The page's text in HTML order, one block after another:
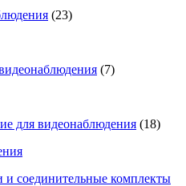
(23)
(7)
для видеонаблюдения (18)
соединительные комплекты